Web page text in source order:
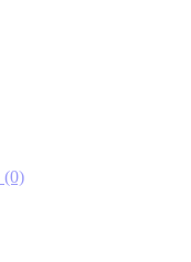
(0)